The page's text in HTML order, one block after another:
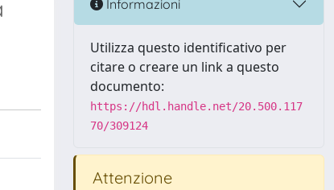
Informazioni
Utilizza questo identificativo per
citare o creare un link a questo
documento:
https://hdl.handle.net/20.500.117
70/309124
Attenzione